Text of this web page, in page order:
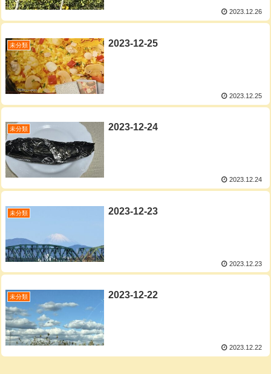
2023.12.26
未分類 2023-12-25
2023.12.25
未分類 2023-12-24
2023.12.24
未分類 2023-12-23
2023.12.23
未分類 2023-12-22
2023.12.22